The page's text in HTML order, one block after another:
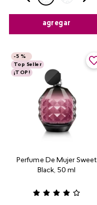
agregar
Perfume De Mujer Sweet
Black, 50 ml
-5 %
Top Seller
¡TOP!